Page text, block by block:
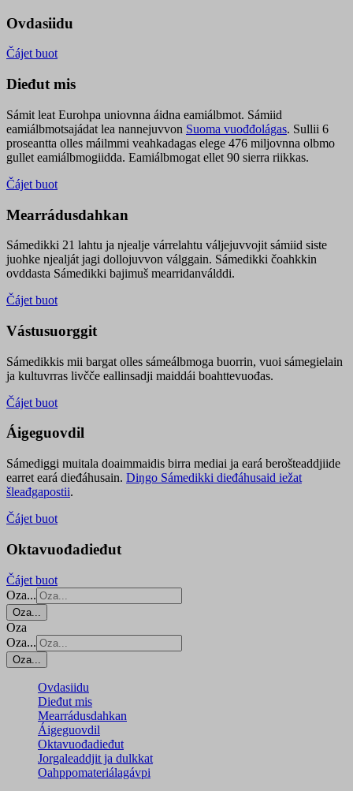
Ovdasiidu
Čájet buot
Dieđut mis
Sámit leat Eurohpa uniovnna áidna eamiálbmot. Sámiid
eamiálbmotsajádat lea nannejuvvon Suoma vuođđolágas. Sullii 6
proseantta olles máilmmi veahkadagas elege 476 miljovnna olbmo
gullet eamiálbmogiidda. Eamiálbmogat ellet 90 sierra riikkas.
Čájet buot
Mearrádusdahkan
Sámedikki 21 lahtu ja njealje várrelahtu váljejuvvojit sámiid siste
juohke njealját jagi dollojuvvon válggain. Sámedikki čoahkkin
ovddasta Sámedikki bajimuš mearridanválddi.
Čájet buot
Vástusuorggit
Sámedikkis mii bargat olles sámeálbmoga buorrin, vuoi sámegielain
ja kultuvrras livčče eallinsadji maiddái boahttevuođas.
Čájet buot
Áigeguovdil
Sámediggi muitala doaimmaidis birra mediai ja eará berošteaddjiide
earret eará dieđáhusain. Diŋgo Sámedikki dieđáhusaid iežat
šleađgapostii.
Čájet buot
Oktavuođadieđut
Čájet buot
Oza...
Oza...
Oza
Oza...
Oza...
Ovdasiidu
Dieđut mis
Mearrádusdahkan
Áigeguovdil
Oktavuođadieđut
Jorgaleaddjit ja dulkkat
Oahppomateriálagávpi